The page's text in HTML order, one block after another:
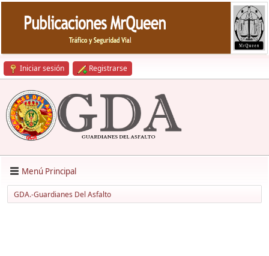
Iniciar sesión Registrarse
Menú Principal
GDA.-Guardianes Del Asfalto